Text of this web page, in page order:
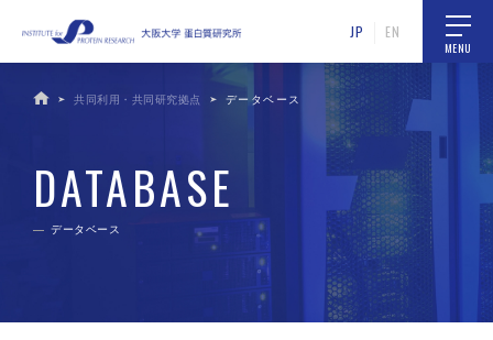
MENU
JP EN
共同利用・共同研究拠点 データベース
DATABASE
データベース